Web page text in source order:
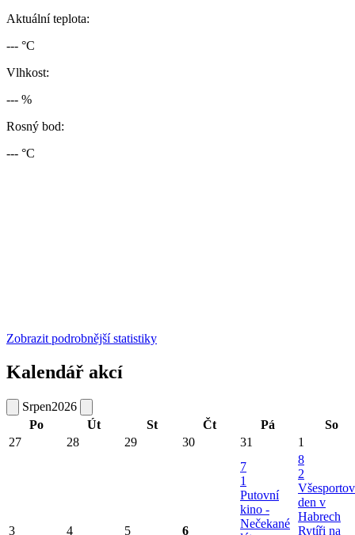
Aktuální teplota:
--- °C
Vlhkost:
--- %
Rosný bod:
--- °C
Zobrazit podrobnější statistiky
Kalendář akcí
Srpen2026
Po
Út St Čt Pá
So
27
28 29 30 31 1
3 4 5 6
7
1
Putovní
kino -
Nečekané
8
2
den v
Habrech
Rytíři na